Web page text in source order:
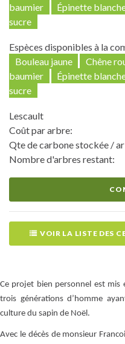
baumier
Épinette
sucre
Espèces disponibles à la
Bouleau jaune
Chêne
baumier
Épinette
sucre
Lescault
Coût par arbre:
Qte de carbone stockée /
Nombre d'arbres restant:
VOIR LA LISTE DES
Ce projet bien personnel est
trois générations d’homme
culture du sapin de Noël.
Avec le décès de monsieur